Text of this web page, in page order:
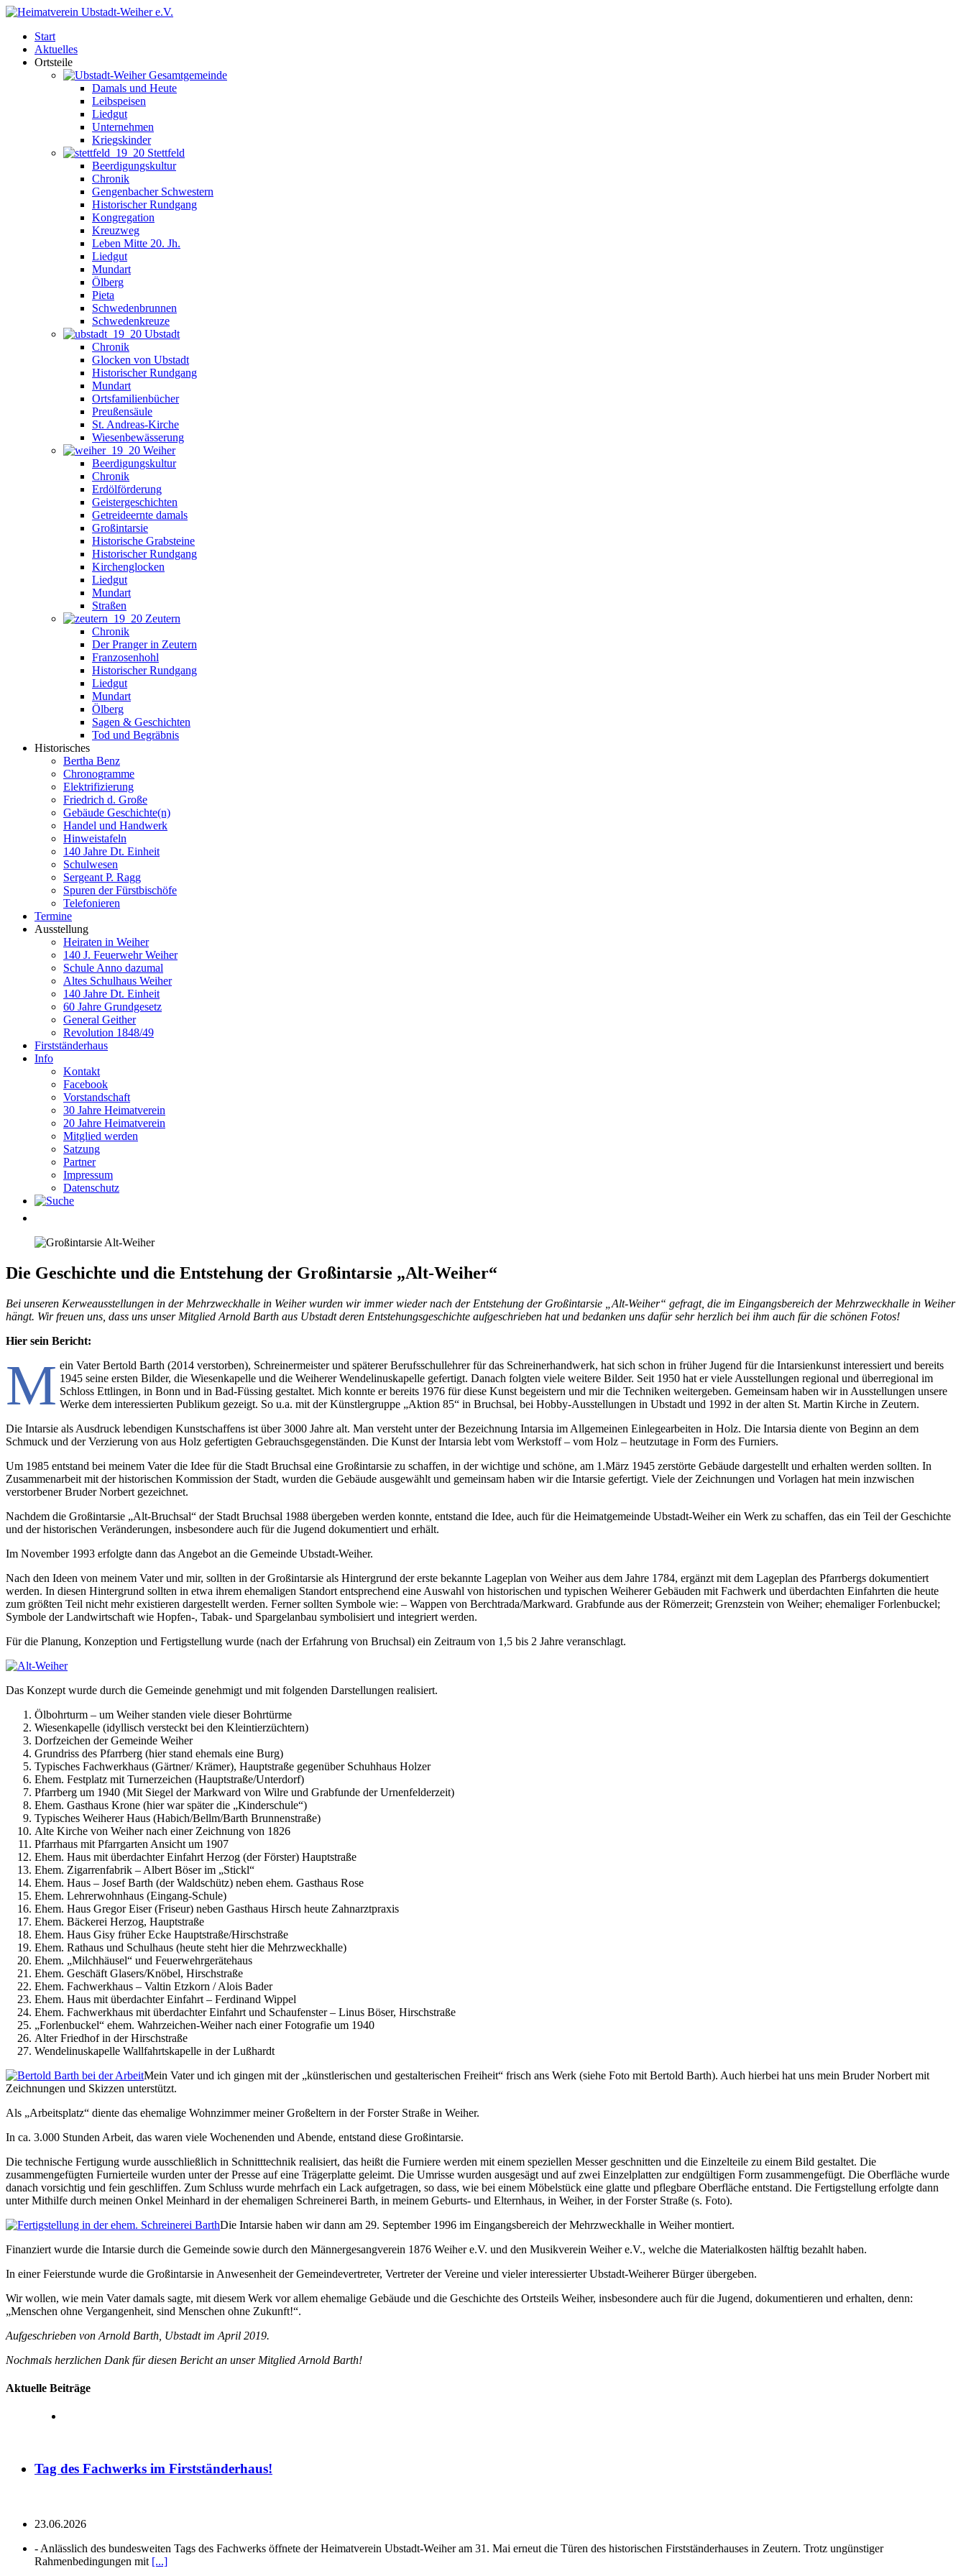
Start
Aktuelles
Ortsteile
Gesamtgemeinde
Damals und Heute
Leibspeisen
Liedgut
Unternehmen
Kriegskinder
Stettfeld
Beerdigungskultur
Chronik
Gengenbacher Schwestern
Historischer Rundgang
Kongregation
Kreuzweg
Leben Mitte 20. Jh.
Liedgut
Mundart
Ölberg
Pieta
Schwedenbrunnen
Schwedenkreuze
Ubstadt
Chronik
Glocken von Ubstadt
Historischer Rundgang
Mundart
Ortsfamilienbücher
Preußensäule
St. Andreas-Kirche
Wiesenbewässerung
Weiher
Beerdigungskultur
Chronik
Erdölförderung
Geistergeschichten
Getreideernte damals
Großintarsie
Historische Grabsteine
Historischer Rundgang
Kirchenglocken
Liedgut
Mundart
Straßen
Zeutern
Chronik
Der Pranger in Zeutern
Franzosenhohl
Historischer Rundgang
Liedgut
Mundart
Ölberg
Sagen & Geschichten
Tod und Begräbnis
Historisches
Bertha Benz
Chronogramme
Elektrifizierung
Friedrich d. Große
Gebäude Geschichte(n)
Handel und Handwerk
Hinweistafeln
140 Jahre Dt. Einheit
Schulwesen
Sergeant P. Ragg
Spuren der Fürstbischöfe
Telefonieren
Termine
Ausstellung
Heiraten in Weiher
140 J. Feuerwehr Weiher
Schule Anno dazumal
Altes Schulhaus Weiher
140 Jahre Dt. Einheit
60 Jahre Grundgesetz
General Geither
Revolution 1848/49
Firstständerhaus
Info
Kontakt
Facebook
Vorstandschaft
30 Jahre Heimatverein
20 Jahre Heimatverein
Mitglied werden
Satzung
Partner
Impressum
Datenschutz
Die Geschichte und die Entstehung der Großintarsie „Alt-Weiher“
Bei unseren Kerweausstellungen in der Mehrzweckhalle in Weiher wurden wir immer wieder nach der Entstehung der Großintarsie „Alt-Weiher“ gefragt, die im Eingangsbereich der Mehrzweckhalle in Weiher
hängt. Wir freuen uns, dass uns unser Mitglied Arnold Barth aus Ubstadt deren Entstehungsgeschichte aufgeschrieben hat und bedanken uns dafür sehr herzlich bei ihm auch für die schönen Fotos!
Hier sein Bericht:
M ein Vater Bertold Barth (2014 verstorben), Schreinermeister und späterer Berufsschullehrer für das Schreinerhandwerk, hat sich schon in früher Jugend für die Intarsienkunst interessiert und bereits
1945 seine ersten Bilder, die Wiesenkapelle und die Weiherer Wendelinuskapelle gefertigt. Danach folgten viele weitere Bilder. Seit 1950 hat er viele Ausstellungen regional und überregional im
Schloss Ettlingen, in Bonn und in Bad-Füssing gestaltet. Mich konnte er bereits 1976 für diese Kunst begeistern und mir die Techniken weitergeben. Gemeinsam haben wir in Ausstellungen unsere
Werke dem interessierten Publikum gezeigt. So u.a. mit der Künstlergruppe „Aktion 85“ in Bruchsal, bei Hobby-Ausstellungen in Ubstadt und 1992 in der alten St. Martin Kirche in Zeutern.
Die Intarsie als Ausdruck lebendigen Kunstschaffens ist über 3000 Jahre alt. Man versteht unter der Bezeichnung Intarsia im Allgemeinen Einlegearbeiten in Holz. Die Intarsia diente von Beginn an dem
Schmuck und der Verzierung von aus Holz gefertigten Gebrauchsgegenständen. Die Kunst der Intarsia lebt vom Werkstoff – vom Holz – heutzutage in Form des Furniers.
Um 1985 entstand bei meinem Vater die Idee für die Stadt Bruchsal eine Großintarsie zu schaffen, in der wichtige und schöne, am 1.März 1945 zerstörte Gebäude dargestellt und erhalten werden sollten. In
Zusammenarbeit mit der historischen Kommission der Stadt, wurden die Gebäude ausgewählt und gemeinsam haben wir die Intarsie gefertigt. Viele der Zeichnungen und Vorlagen hat mein inzwischen
verstorbener Bruder Norbert gezeichnet.
Nachdem die Großintarsie „Alt-Bruchsal“ der Stadt Bruchsal 1988 übergeben werden konnte, entstand die Idee, auch für die Heimatgemeinde Ubstadt-Weiher ein Werk zu schaffen, das ein Teil der Geschichte
und der historischen Veränderungen, insbesondere auch für die Jugend dokumentiert und erhält.
Im November 1993 erfolgte dann das Angebot an die Gemeinde Ubstadt-Weiher.
Nach den Ideen von meinem Vater und mir, sollten in der Großintarsie als Hintergrund der erste bekannte Lageplan von Weiher aus dem Jahre 1784, ergänzt mit dem Lageplan des Pfarrbergs dokumentiert
werden. In diesen Hintergrund sollten in etwa ihrem ehemaligen Standort entsprechend eine Auswahl von historischen und typischen Weiherer Gebäuden mit Fachwerk und überdachten Einfahrten die heute
zum größten Teil nicht mehr existieren dargestellt werden. Ferner sollten Symbole wie: – Wappen von Berchtrada/Markward. Grabfunde aus der Römerzeit; Grenzstein von Weiher; ehemaliger Forlenbuckel;
Symbole der Landwirtschaft wie Hopfen-, Tabak- und Spargelanbau symbolisiert und integriert werden.
Für die Planung, Konzeption und Fertigstellung wurde (nach der Erfahrung von Bruchsal) ein Zeitraum von 1,5 bis 2 Jahre veranschlagt.
Das Konzept wurde durch die Gemeinde genehmigt und mit folgenden Darstellungen realisiert.
Ölbohrturm – um Weiher standen viele dieser Bohrtürme
Wiesenkapelle (idyllisch versteckt bei den Kleintierzüchtern)
Dorfzeichen der Gemeinde Weiher
Grundriss des Pfarrberg (hier stand ehemals eine Burg)
Typisches Fachwerkhaus (Gärtner/ Krämer), Hauptstraße gegenüber Schuhhaus Holzer
Ehem. Festplatz mit Turnerzeichen (Hauptstraße/Unterdorf)
Pfarrberg um 1940 (Mit Siegel der Markward von Wilre und Grabfunde der Urnenfelderzeit)
Ehem. Gasthaus Krone (hier war später die „Kinderschule“)
Typisches Weiherer Haus (Habich/Bellm/Barth Brunnenstraße)
Alte Kirche von Weiher nach einer Zeichnung von 1826
Pfarrhaus mit Pfarrgarten Ansicht um 1907
Ehem. Haus mit überdachter Einfahrt Herzog (der Förster) Hauptstraße
Ehem. Zigarrenfabrik – Albert Böser im „Stickl“
Ehem. Haus – Josef Barth (der Waldschütz) neben ehem. Gasthaus Rose
Ehem. Lehrerwohnhaus (Eingang-Schule)
Ehem. Haus Gregor Eiser (Friseur) neben Gasthaus Hirsch heute Zahnarztpraxis
Ehem. Bäckerei Herzog, Hauptstraße
Ehem. Haus Gisy früher Ecke Hauptstraße/Hirschstraße
Ehem. Rathaus und Schulhaus (heute steht hier die Mehrzweckhalle)
Ehem. „Milchhäusel“ und Feuerwehrgerätehaus
Ehem. Geschäft Glasers/Knöbel, Hirschstraße
Ehem. Fachwerkhaus – Valtin Etzkorn / Alois Bader
Ehem. Haus mit überdachter Einfahrt – Ferdinand Wippel
Ehem. Fachwerkhaus mit überdachter Einfahrt und Schaufenster – Linus Böser, Hirschstraße
„Forlenbuckel“ ehem. Wahrzeichen-Weiher nach einer Fotografie um 1940
Alter Friedhof in der Hirschstraße
Wendelinuskapelle Wallfahrtskapelle in der Lußhardt
Mein Vater und ich gingen mit der „künstlerischen und gestalterischen Freiheit“ frisch ans Werk (siehe Foto mit Bertold Barth). Auch hierbei hat uns mein Bruder Norbert mit
Zeichnungen und Skizzen unterstützt.
Als „Arbeitsplatz“ diente das ehemalige Wohnzimmer meiner Großeltern in der Forster Straße in Weiher.
In ca. 3.000 Stunden Arbeit, das waren viele Wochenenden und Abende, entstand diese Großintarsie.
Die technische Fertigung wurde ausschließlich in Schnitttechnik realisiert, das heißt die Furniere werden mit einem speziellen Messer geschnitten und die Einzelteile zu einem Bild gestaltet. Die
zusammengefügten Furnierteile wurden unter der Presse auf eine Trägerplatte geleimt. Die Umrisse wurden ausgesägt und auf zwei Einzelplatten zur endgültigen Form zusammengefügt. Die Oberfläche wurde
danach vorsichtig und fein geschliffen. Zum Schluss wurde mehrfach ein Lack aufgetragen, so dass, wie bei einem Möbelstück eine glatte und pflegbare Oberfläche entstand. Die Fertigstellung erfolgte dann
unter Mithilfe durch meinen Onkel Meinhard in der ehemaligen Schreinerei Barth, in meinem Geburts- und Elternhaus, in Weiher, in der Forster Straße (s. Foto).
Die Intarsie haben wir dann am 29. September 1996 im Eingangsbereich der Mehrzweckhalle in Weiher montiert.
Finanziert wurde die Intarsie durch die Gemeinde sowie durch den Männergesangverein 1876 Weiher e.V. und den Musikverein Weiher e.V., welche die Materialkosten hälftig bezahlt haben.
In einer Feierstunde wurde die Großintarsie in Anwesenheit der Gemeindevertreter, Vertreter der Vereine und vieler interessierter Ubstadt-Weiherer Bürger übergeben.
Wir wollen, wie mein Vater damals sagte, mit diesem Werk vor allem ehemalige Gebäude und die Geschichte des Ortsteils Weiher, insbesondere auch für die Jugend, dokumentieren und erhalten, denn:
„Menschen ohne Vergangenheit, sind Menschen ohne Zukunft!“.
Aufgeschrieben von Arnold Barth, Ubstadt im April 2019.
Nochmals herzlichen Dank für diesen Bericht an unser Mitglied Arnold Barth!
Aktuelle Beiträge
Tag des Fachwerks im Firstständerhaus!
23.06.2026
- Anlässlich des bundesweiten Tags des Fachwerks öffnete der Heimatverein Ubstadt-Weiher am 31. Mai erneut die Türen des historischen Firstständerhauses in Zeutern. Trotz ungünstiger
Rahmenbedingungen mit [...]